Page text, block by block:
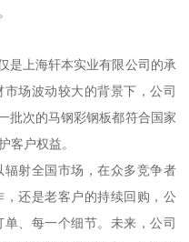
是上海轩本实业有限公司的承
场波动较大的背景下，公司
批次的马钢彩钢板都符合国家
客户权益。
射全国市场，在众多竞争者
还是老客户的持续回购，公
、每一个细节。未来，公司